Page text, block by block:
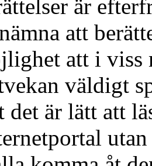
är
att
att i viss
väldigt
det är lätt att